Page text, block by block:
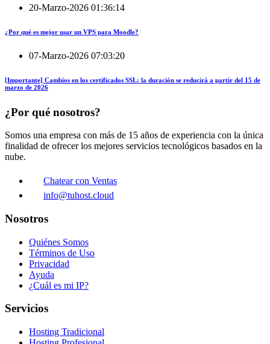
20-Marzo-2026 01:36:14
¿Por qué es mejor usar un VPS para Moodle?
07-Marzo-2026 07:03:20
[Importante] Cambios en los certificados SSL: la duración se reducirá a partir del 15 de
marzo de 2026
¿Por qué nosotros?
Somos una empresa con más de 15 años de experiencia con la única
finalidad de ofrecer los mejores servicios tecnológicos basados en la
nube.
Chatear con Ventas
info@tuhost.cloud
Nosotros
Quiénes Somos
Términos de Uso
Privacidad
Ayuda
¿Cuál es mi IP?
Servicios
Hosting Tradicional